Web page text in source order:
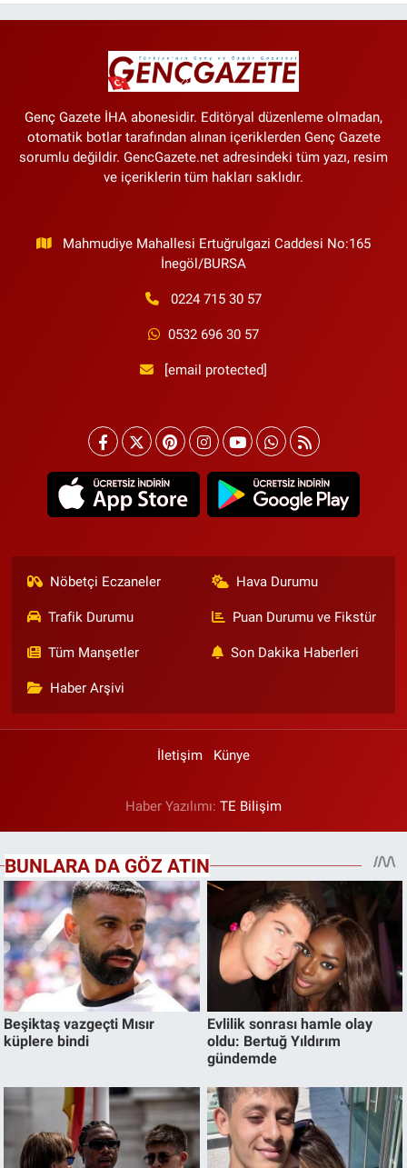
Fiyatlar
Genç Gazete İHA abonesidir. Editöryal düzenleme olmadan,
otomatik botlar tarafından alınan içeriklerden Genç Gazete
sorumlu değildir. GencGazete.net adresindeki tüm yazı, resim
ve içeriklerin tüm hakları saklıdır.
Mahmudiye Mahallesi Ertuğrulgazi Caddesi No:165
İnegöl/BURSA
0224 715 30 57
0532 696 30 57
[email protected]
Nöbetçi Eczaneler Hava Durumu
Trafik Durumu Puan Durumu ve Fikstür
Tüm Manşetler Son Dakika Haberleri
Haber Arşivi
İletişim Künye
Haber Yazılımı: TE Bilişim